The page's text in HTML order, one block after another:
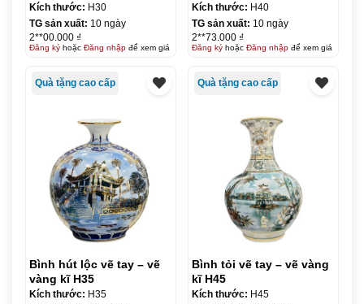
Kích thước: H30
TG sản xuất: 10 ngày
2**00.000 ₫
Đăng kýhoặc Đăng nhậpđể xem giá
Kích thước: H40
TG sản xuất: 10 ngày
2**73.000 ₫
Đăng kýhoặc Đăng nhậpđể xem giá
Quà tặng cao cấp
Bình hút lộc vẽ tay – vẽ
vàng kĩ H35
Kích thước: H35
Quà tặng cao cấp
Bình tỏi vẽ tay – vẽ vàng
kĩ H45
Kích thước: H45